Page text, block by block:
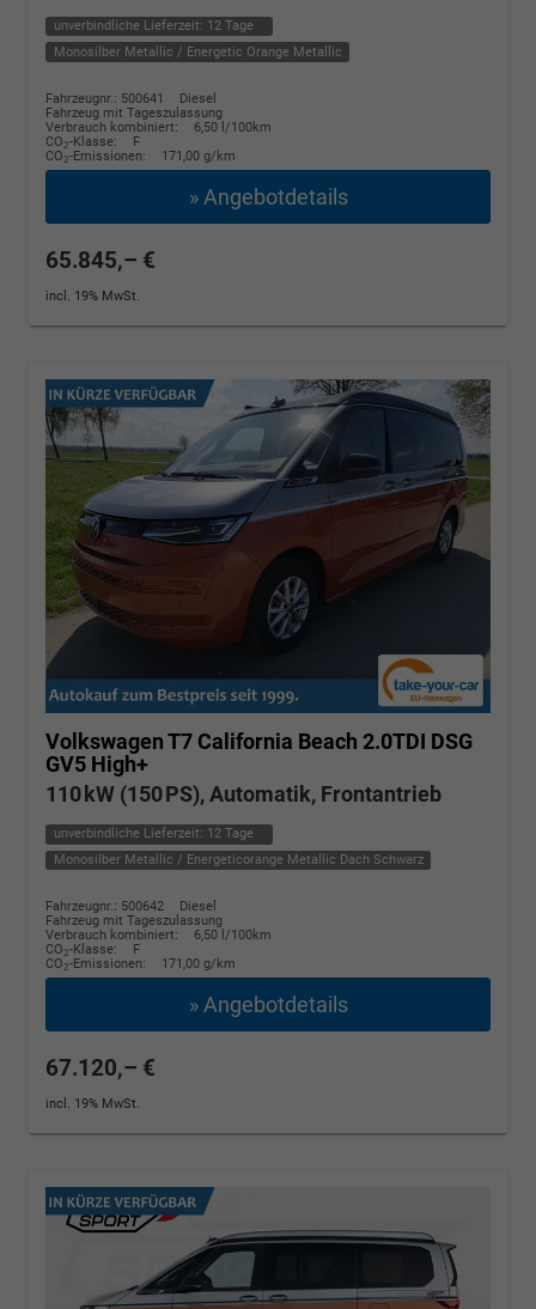
unverbindliche Lieferzeit: 12 Tage
Monosilber Metallic / Energetic Orange Metallic
Fahrzeugnr.: 500641
Diesel
Fahrzeug mit Tageszulassung
Verbrauch kombiniert:
6,50 l/100km
CO2-Klasse:
F
CO2-Emissionen: 171,00 g/km
» Angebotdetails
65.845,– €
incl. 19% MwSt.
Volkswagen T7 California Beach 2.0TDI DSG
GV5 High+
110 kW (150 PS), Automatik, Frontantrieb
unverbindliche Lieferzeit: 12 Tage
Monosilber Metallic / Energeticorange Metallic Dach Schwarz
Fahrzeugnr.: 500642
Diesel
Fahrzeug mit Tageszulassung
Verbrauch kombiniert:
6,50 l/100km
CO2-Klasse:
F
CO2-Emissionen: 171,00 g/km
» Angebotdetails
67.120,– €
incl. 19% MwSt.